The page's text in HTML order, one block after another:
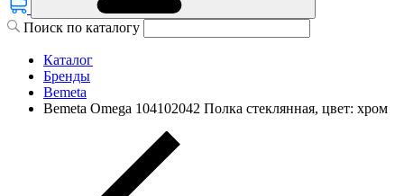
Поиск по каталогу
Каталог
Бренды
Bemeta
Bemeta Omega 104102042 Полка стеклянная, цвет: хром